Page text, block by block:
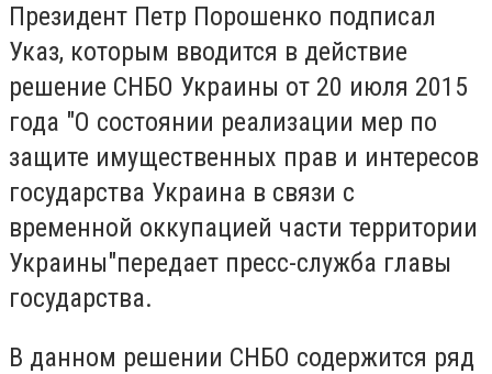
Президент Петр Порошенко подписал
Указ, которым вводится в действие
решение СНБО Украины от 20 июля 2015
года "О состоянии реализации мер по
защите имущественных прав и интересов
государства Украина в связи с
временной оккупацией части территории
Украины"передает пресс-служба главы
государства.
В данном решении СНБО содержится ряд